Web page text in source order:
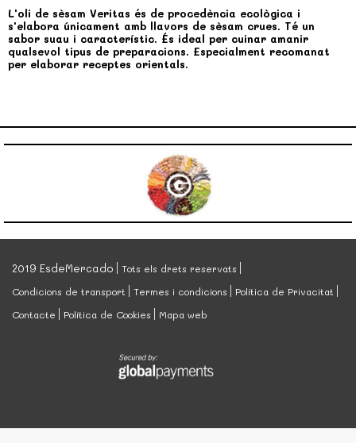
L'oli de sèsam Veritas és de procedència ecològica i
s'elabora únicament amb llavors de sèsam crues. Té un
sabor suau i característic. És ideal per cuinar amanir
qualsevol tipus de preparacions. Especialment recomanat
per elaborar receptes orientals.
2019 EsdeMercado
Tots els drets reservats
Condicions de transport
Termes i condicions
Política de Privacitat
Contacte
Política de Cookies Mapa web